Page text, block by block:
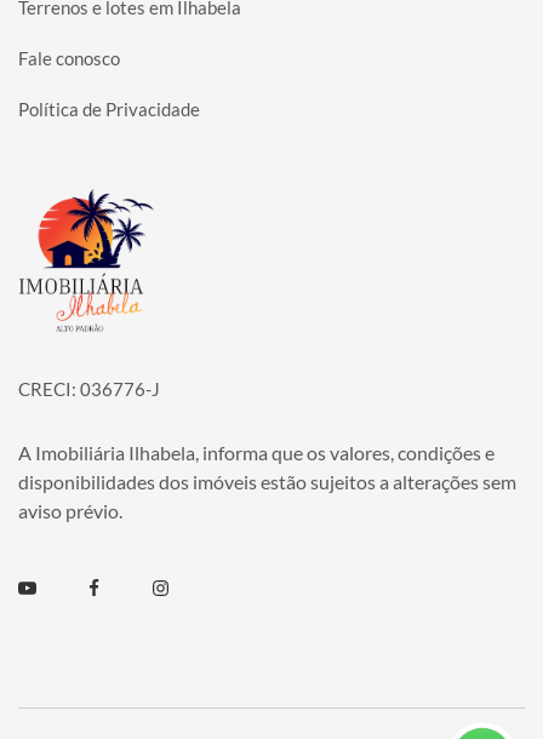
Terrenos e lotes em Ilhabela
Fale conosco
Política de Privacidade
Página inicial
CRECI: 036776-J
A Imobiliária Ilhabela, informa que os valores, condições e
disponibilidades dos imóveis estão sujeitos a alterações sem
aviso prévio.
Youtube FacebookInstagram